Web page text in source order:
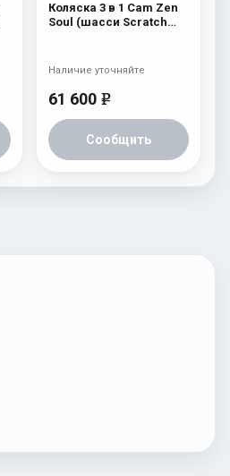
Коляска 3 в 1 Cam Zen
Soul (шасси Scratch
61 600 e
Сообщить
Наличие уточняйте